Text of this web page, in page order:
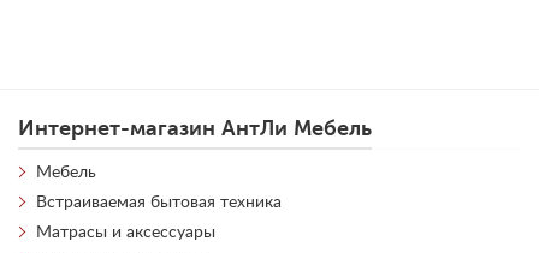
Интернет-магазин АнтЛи Мебель
Мебель
Встраиваемая бытовая техника
Матрасы и аксессуары